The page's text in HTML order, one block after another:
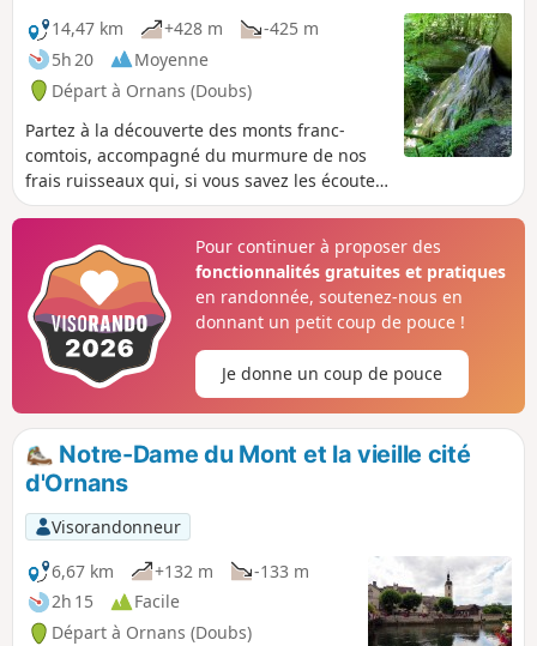
14,47 km +428 m
-425 m
5h 20
Moyenne
Départ à Ornans (Doubs)
Partez à la découverte des monts franc-
comtois, accompagné du murmure de nos
frais ruisseaux qui, si vous savez les écouter,
vous conteront bien des histoires oubliées.
eaux calcaires et la fraîcheur des baumes
secrètes enchâssées dans la verdure
sauvage.
Pour continuer à proposer des
fonctionnalités gratuites et pratiques
en randonnée, soutenez-nous en
donnant un petit coup de pouce !
Je donne un coup de pouce
Notre-Dame du Mont et la vieille cité
d'Ornans
Visorandonneur
6,67 km
+132 m
-133 m
2h 15
Facile
Départ à Ornans (Doubs)